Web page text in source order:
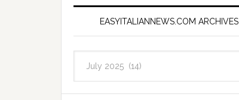
EASYITALIANNEWS.COM ARCHIVES
Archives